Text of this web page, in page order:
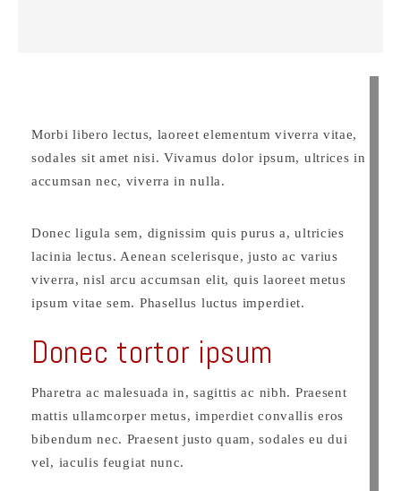
Morbi libero lectus, laoreet elementum viverra vitae,
sodales sit amet nisi. Vivamus dolor ipsum, ultrices in
accumsan nec, viverra in nulla.
Donec ligula sem, dignissim quis purus a, ultricies
lacinia lectus. Aenean scelerisque, justo ac varius
viverra, nisl arcu accumsan elit, quis laoreet metus
ipsum vitae sem. Phasellus luctus imperdiet.
Donec tortor ipsum
Pharetra ac malesuada in, sagittis ac nibh. Praesent
mattis ullamcorper metus, imperdiet convallis eros
bibendum nec. Praesent justo quam, sodales eu dui
vel, iaculis feugiat nunc.